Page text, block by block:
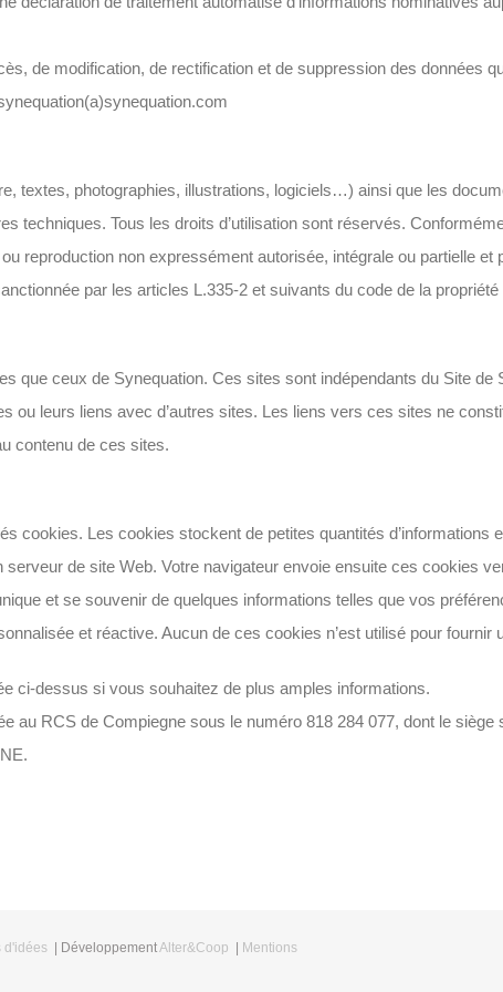
de modification, de rectification et de suppression des données
textes, photographies, illustrations, logiciels…) ainsi que les
techniques. Tous les droits d’utilisation sont réservés.
reproduction non expressément autorisée, intégrale ou partielle et
par les articles L.335-2 et suivants du code de la propriété
que ceux de Synequation. Ces sites sont indépendants du Site de
ou leurs liens avec d’autres sites. Les liens vers ces sites ne
contenu de ces sites.
cookies. Les cookies stockent de petites quantités d’informations
serveur de site Web. Votre navigateur envoie ensuite ces cookies
et se souvenir de quelques informations telles que vos
et réactive. Aucun de ces cookies n’est utilisé pour fournir
ci-dessus si vous souhaitez de plus amples informations.
au RCS de Compiegne sous le numéro 818 284 077, dont le
d'idées | DéveloppementAlter&Coop Mentions